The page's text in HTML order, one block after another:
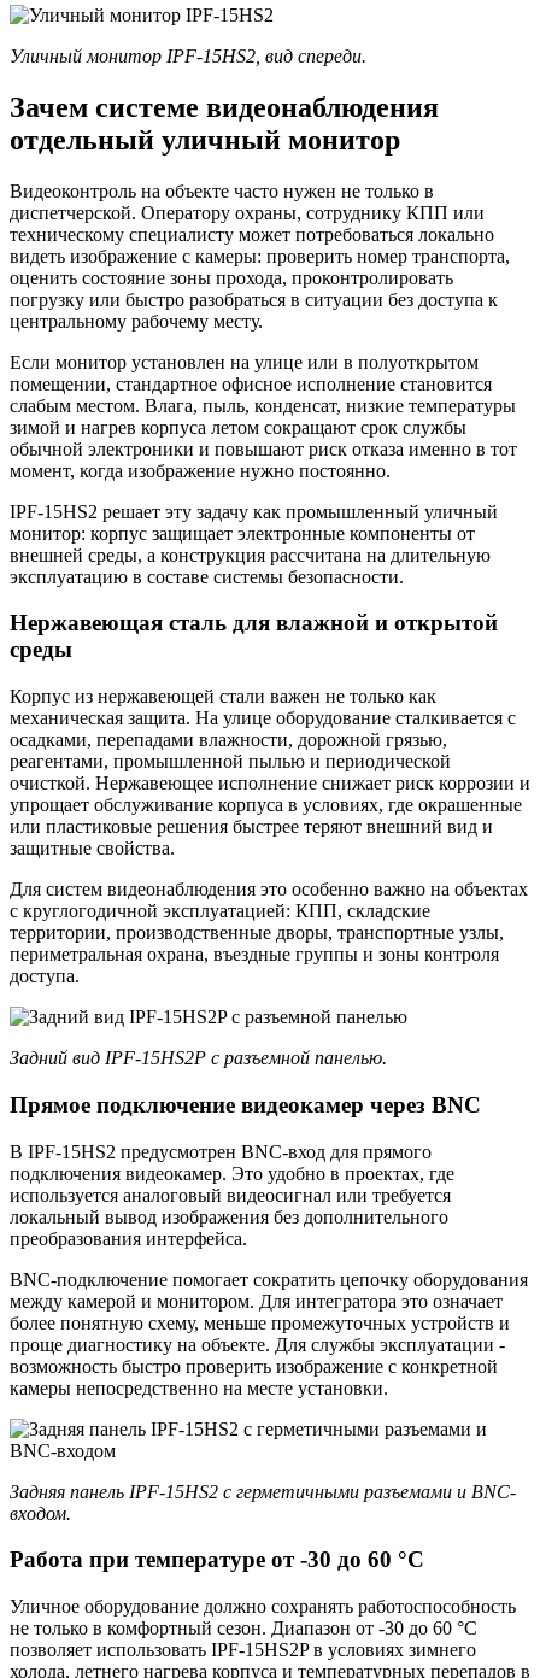
Уличный монитор IPF-15HS2, вид спереди.
Зачем системе видеонаблюдения
отдельный уличный монитор
Видеоконтроль на объекте часто нужен не только в
диспетчерской. Оператору охраны, сотруднику КПП или
техническому специалисту может потребоваться локально
видеть изображение с камеры: проверить номер транспорта,
оценить состояние зоны прохода, проконтролировать
погрузку или быстро разобраться в ситуации без доступа к
центральному рабочему месту.
Если монитор установлен на улице или в полуоткрытом
помещении, стандартное офисное исполнение становится
слабым местом. Влага, пыль, конденсат, низкие температуры
зимой и нагрев корпуса летом сокращают срок службы
обычной электроники и повышают риск отказа именно в тот
момент, когда изображение нужно постоянно.
IPF-15HS2 решает эту задачу как промышленный уличный
монитор: корпус защищает электронные компоненты от
внешней среды, а конструкция рассчитана на длительную
эксплуатацию в составе системы безопасности.
Нержавеющая сталь для влажной и открытой
среды
Корпус из нержавеющей стали важен не только как
механическая защита. На улице оборудование сталкивается с
осадками, перепадами влажности, дорожной грязью,
реагентами, промышленной пылью и периодической
очисткой. Нержавеющее исполнение снижает риск коррозии и
упрощает обслуживание корпуса в условиях, где окрашенные
или пластиковые решения быстрее теряют внешний вид и
защитные свойства.
Для систем видеонаблюдения это особенно важно на объектах
с круглогодичной эксплуатацией: КПП, складские
территории, производственные дворы, транспортные узлы,
периметральная охрана, въездные группы и зоны контроля
доступа.
Задний вид IPF-15HS2P с разъемной панелью.
Прямое подключение видеокамер через BNC
В IPF-15HS2 предусмотрен BNC-вход для прямого
подключения видеокамер. Это удобно в проектах, где
используется аналоговый видеосигнал или требуется
локальный вывод изображения без дополнительного
преобразования интерфейса.
BNC-подключение помогает сократить цепочку оборудования
между камерой и монитором. Для интегратора это означает
более понятную схему, меньше промежуточных устройств и
проще диагностику на объекте. Для службы эксплуатации -
возможность быстро проверить изображение с конкретной
камеры непосредственно на месте установки.
Задняя панель IPF-15HS2 с герметичными разъемами и BNC-
входом.
Работа при температуре от -30 до 60 °C
Уличное оборудование должно сохранять работоспособность
не только в комфортный сезон. Диапазон от -30 до 60 °C
позволяет использовать IPF-15HS2P в условиях зимнего
холода, летнего нагрева корпуса и температурных перепадов в